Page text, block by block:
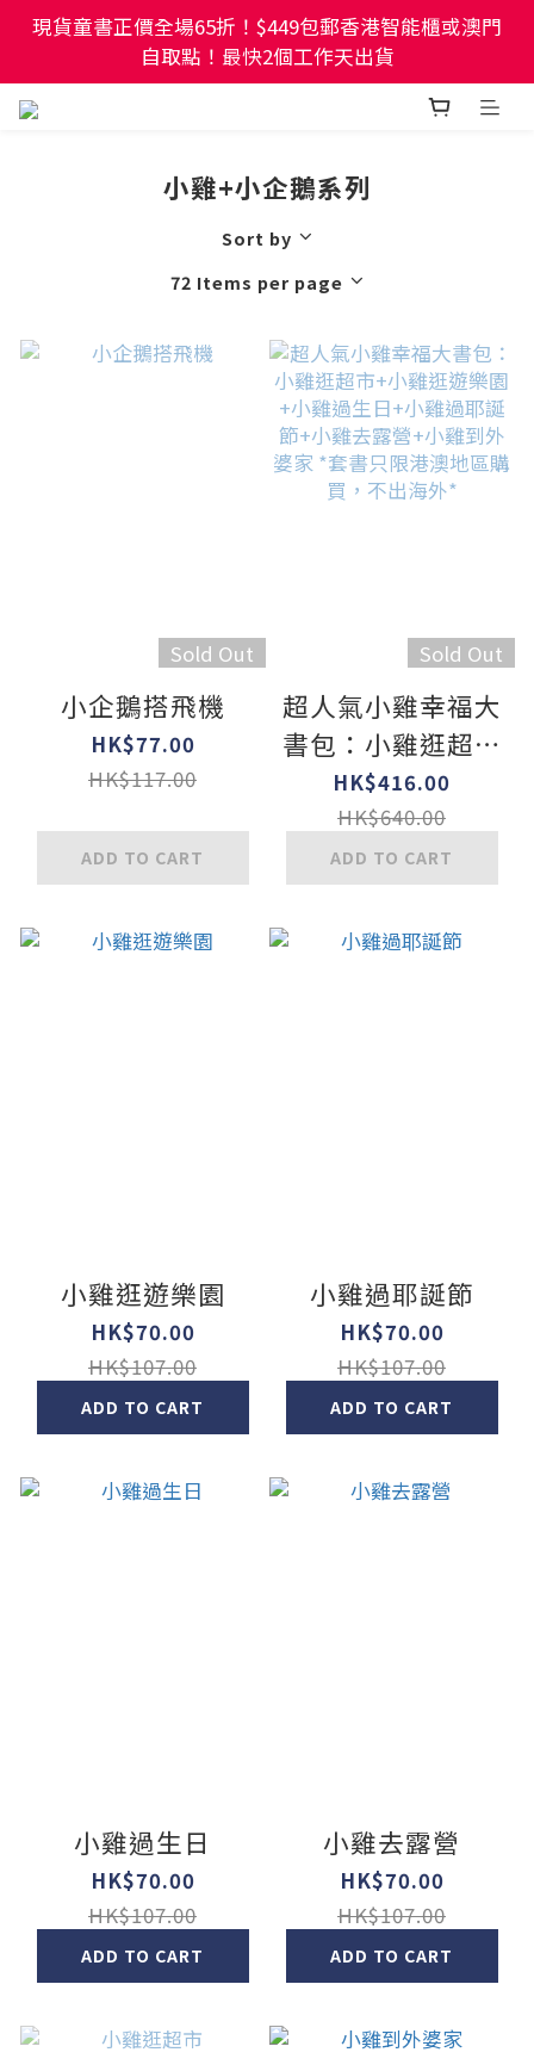
現貨童書正價全場65折！$449包郵香港智能櫃或澳門
自取點！最快2個工作天出貨
現貨童書正價全場65折！$449包郵香港智能櫃或澳門
自取點！最快2個工作天出貨
幼稚園及小學試卷/練習📚任選3件85折🌟5件75折
現貨童書正價全場65折！$449包郵香港智能櫃或澳門
小雞+小企鵝系列
Sort by
72 Items per page
Sold Out
小企鵝搭飛機
HK$77.00
HK$117.00
ADD TO CART
Sold Out
超人氣小雞幸福大
書包：小雞逛超市
+小雞逛遊樂園+小
雞過生日+小雞過
耶誕節+小雞去露
營+小雞到外婆家
*套書只限港澳地
HK$416.00
HK$640.00
ADD TO CART
小雞逛遊樂園
HK$70.00
HK$107.00
ADD TO CART
小雞過耶誕節
HK$70.00
HK$107.00
ADD TO CART
小雞過生日
HK$70.00
HK$107.00
ADD TO CART
小雞去露營
HK$70.00
HK$107.00
ADD TO CART